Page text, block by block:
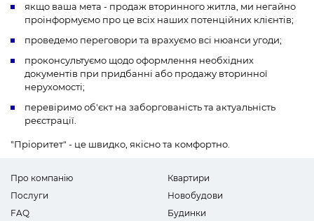
якщо ваша мета - продаж вторинного житла, ми негайно
проінформуємо про це всіх наших потенційних клієнтів;
проведемо переговори та врахуємо всі нюанси угоди;
проконсультуємо щодо оформлення необхідних
документів при придбанні або продажу вторинної
нерухомості;
перевіримо об'єкт на заборгованість та актуальність
реєстрації.
"Пріоритет" - це швидко, якісно та комфортно.
Про компанію
Послуги
FAQ
Квартири
Новобудови
Будинки